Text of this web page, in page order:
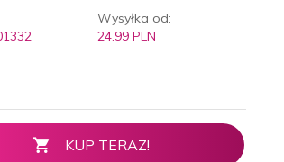
Wysyłka od:
24.99 PLN
KUP TERAZ!